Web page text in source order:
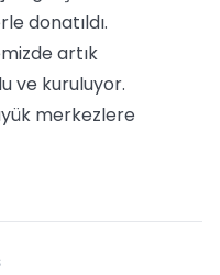
donatıldı.
artık
ve kuruluyor.
merkezlere